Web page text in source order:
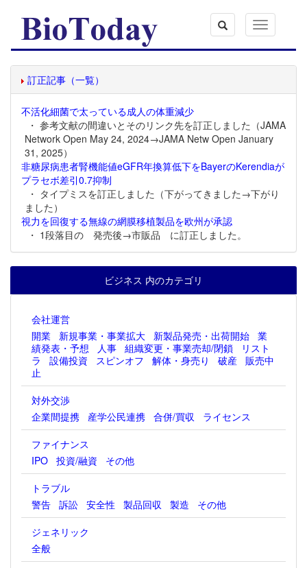
Toggle
navigation
訂正記事（一覧）
不活化細菌で太っている成人の体重減少
・ 参考文献の間違いとそのリンク先を訂正しました（JAMA
Network Open May 24, 2024→JAMA Netw Open January
31, 2025）
非糖尿病患者腎機能値eGFR年換算低下をBayerのKerendiaが
プラセボ差引0.7抑制
・ タイプミスを訂正しました（下がってきました→下がり
ました）
視力を回復する無線の網膜移植製品を欧州が承認
・ 1段落目の 発売後→市販品 に訂正しました。
ビジネス 内のカテゴリ
会社運営
開業
新規事業・事業拡大 新製品発売・出荷開始 業
績発表・予想
人事 組織変更・事業売却/閉鎖
リスト
ラ
設備投資 スピンオフ 解体・身売り 破産 販売中
止
対外交渉
企業間提携
産学公民連携 合併/買収
ライセンス
ファイナンス
IPO 投資/融資
その他
トラブル
警告 訴訟 安全性 製品回収 製造
その他
ジェネリック
全般